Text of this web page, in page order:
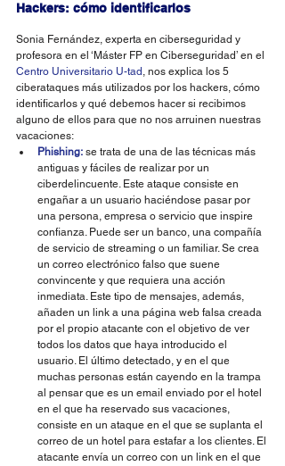
Hackers: cómo identificarlos
Sonia Fernández, experta en ciberseguridad y
profesora en el ‘Máster FP en Ciberseguridad’ en el
Centro Universitario U-tad , nos explica los 5
ciberataques más utilizados por los hackers, cómo
identificarlos y qué debemos hacer si recibimos
alguno de ellos para que no nos arruinen nuestras
vacaciones:
Phishing: se trata de una de las técnicas más
antiguas y fáciles de realizar por un
ciberdelincuente. Este ataque consiste en
engañar a un usuario haciéndose pasar por
una persona, empresa o servicio que inspire
confianza. Puede ser un banco, una compañía
de servicio de streaming o un familiar. Se crea
un correo electrónico falso que suene
convincente y que requiera una acción
inmediata. Este tipo de mensajes, además,
añaden un link a una página web falsa creada
por el propio atacante con el objetivo de ver
todos los datos que haya introducido el
usuario. El último detectado, y en el que
muchas personas están cayendo en la trampa
al pensar que es un email enviado por el hotel
en el que ha reservado sus vacaciones,
consiste en un ataque en el que se suplanta el
correo de un hotel para estafar a los clientes. El
atacante envía un correo con un link en el que